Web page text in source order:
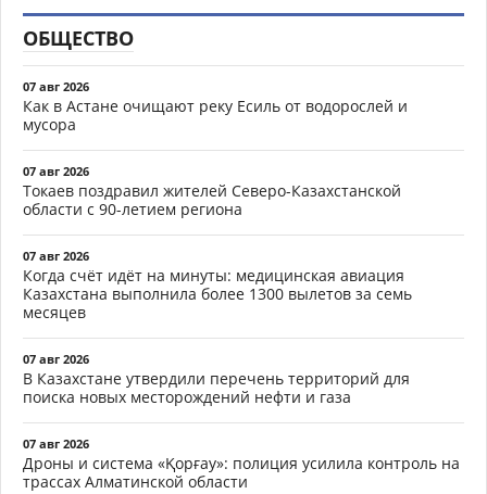
ОБЩЕСТВО
07 авг 2026
Как в Астане очищают реку Есиль от водорослей и
мусора
07 авг 2026
Токаев поздравил жителей Северо-Казахстанской
области с 90-летием региона
07 авг 2026
Когда счёт идёт на минуты: медицинская авиация
Казахстана выполнила более 1300 вылетов за семь
месяцев
07 авг 2026
В Казахстане утвердили перечень территорий для
поиска новых месторождений нефти и газа
07 авг 2026
Дроны и система «Қорғау»: полиция усилила контроль на
трассах Алматинской области